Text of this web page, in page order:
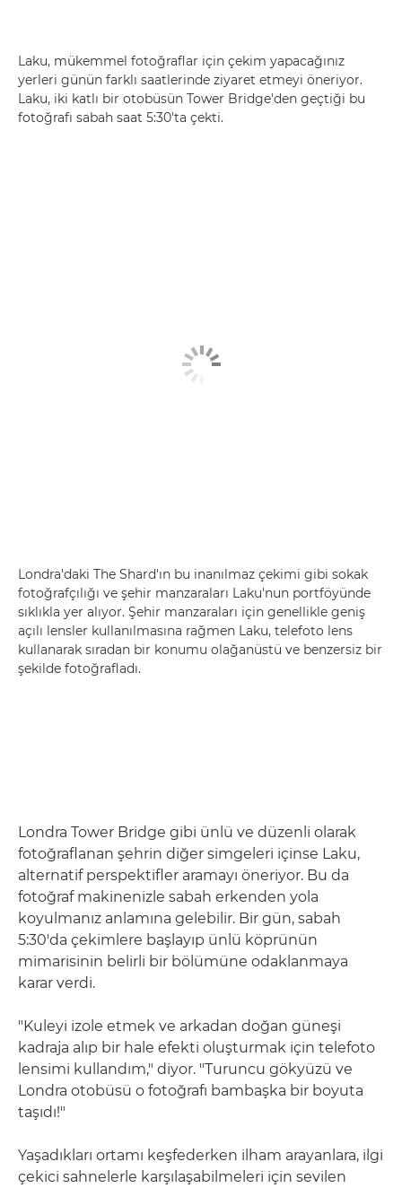
Laku, mükemmel fotoğraflar için çekim yapacağınız
yerleri günün farklı saatlerinde ziyaret etmeyi öneriyor.
Laku, iki katlı bir otobüsün Tower Bridge'den geçtiği bu
fotoğrafı sabah saat 5:30'ta çekti.
Londra'daki The Shard'ın bu inanılmaz çekimi gibi sokak
fotoğrafçılığı ve şehir manzaraları Laku'nun portföyünde
sıklıkla yer alıyor. Şehir manzaraları için genellikle geniş
açılı lensler kullanılmasına rağmen Laku, telefoto lens
kullanarak sıradan bir konumu olağanüstü ve benzersiz bir
şekilde fotoğrafladı.
Londra Tower Bridge gibi ünlü ve düzenli olarak
fotoğraflanan şehrin diğer simgeleri içinse Laku,
alternatif perspektifler aramayı öneriyor. Bu da
fotoğraf makinenizle sabah erkenden yola
koyulmanız anlamına gelebilir. Bir gün, sabah
5:30'da çekimlere başlayıp ünlü köprünün
mimarisinin belirli bir bölümüne odaklanmaya
karar verdi.
"Kuleyi izole etmek ve arkadan doğan güneşi
kadraja alıp bir hale efekti oluşturmak için telefoto
lensimi kullandım," diyor. "Turuncu gökyüzü ve
Londra otobüsü o fotoğrafı bambaşka bir boyuta
taşıdı!"
Yaşadıkları ortamı keşfederken ilham arayanlara, ilgi
çekici sahnelerle karşılaşabilmeleri için sevilen